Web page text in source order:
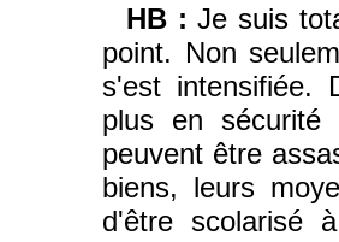
HB :Je suis
point. Non
s'est intensifiée.
plus en
peuvent être
biens, leurs
d'être scolarisé